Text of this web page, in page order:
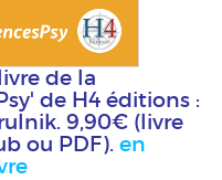
de la
de H4 éditions :
9,90€ (livre
ou PDF). en